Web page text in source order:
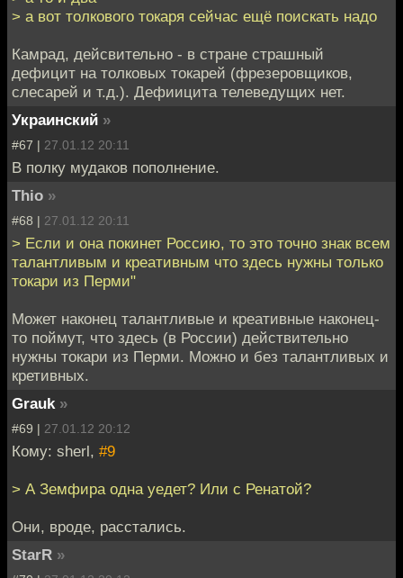
> а вот толкового токаря сейчас ещё поискать надо
Камрад, дейсвительно - в стране страшный
дефицит на толковых токарей (фрезеровщиков,
слесарей и т.д.). Дефиицита телеведущих нет.
Украинский »
#67 | 27.01.12 20:11
В полку мудаков пополнение.
Thio »
#68 | 27.01.12 20:11
> Если и она покинет Россию, то это точно знак всем
талантливым и креативным что здесь нужны только
токари из Перми"
Может наконец талантливые и креативные наконец-
то поймут, что здесь (в России) действительно
нужны токари из Перми. Можно и без талантливых и
кретивных.
Grauk »
#69 | 27.01.12 20:12
Кому: sherl, #9
> А Земфира одна уедет? Или с Ренатой?
Они, вроде, расстались.
StarR »